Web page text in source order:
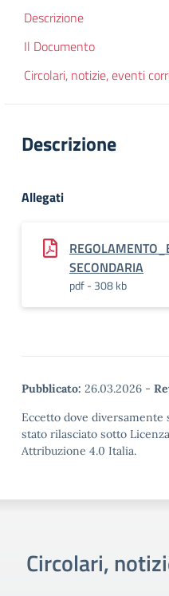
Descrizione
Il Documento
Circolari, notizie, eventi
Descrizione
Allegati
SECONDARIA
pdf - 308 kb
Pubblicato: 26.03.2026 -
Eccetto dove diversamente
stato rilasciato sotto
Attribuzione 4.0 Italia.
Circolari,